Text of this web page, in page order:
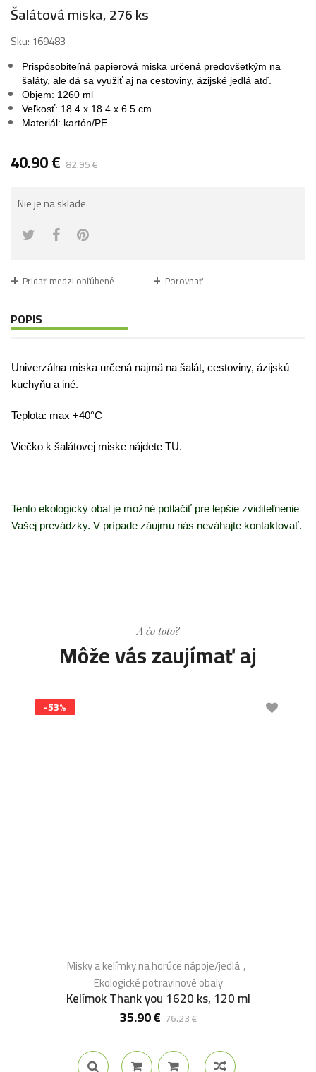
Šalátová miska, 276 ks
Sku: 169483
Prispôsobiteľná papierová miska určená predovšetkým na
šaláty, ale dá sa využiť aj na cestoviny, ázijské jedlá atď.
Objem: 1260 ml
Veľkosť: 18.4 x 18.4 x 6.5 cm
Materiál: kartón/PE
82.95€
40.90€
Nie je na sklade
Pridať medzi obľúbené Porovnať
POPIS
Univerzálna miska určená najmä na šalát, cestoviny, ázijskú
kuchyňu a iné.
Teplota: max +40°C
Viečko k šalátovej miske nájdete TU.
Tento ekologický obal je možné potlačiť pre lepšie zviditeľnenie
Vašej prevádzky. V prípade záujmu nás neváhajte kontaktovať.
A čo toto?
Môže vás zaujímať aj
-53%
Misky a kelímky na horúce nápoje/jedlá
Ekologické potravinové obaly
Kelímok Thank you 1620 ks, 120 ml
76.23€
35.90€